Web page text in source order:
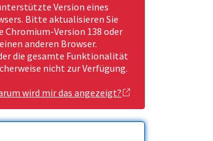
Version eines
Bitte aktualisieren Sie
Chromium-Version 138 oder
anderen Browser.
die gesamte Funktionalität
nicht zur Verfügung.
wird mir das angezeigt?